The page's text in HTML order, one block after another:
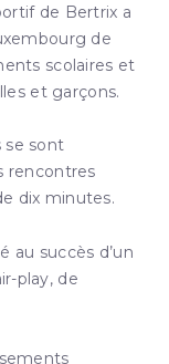
de Bertrix a
de
scolaires et
et garçons.
se sont
rencontres
dix minutes.
au succès d’un
play, de